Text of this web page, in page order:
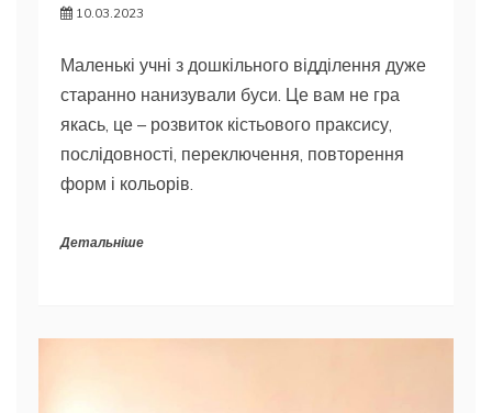
10.03.2023
Маленькі учні з дошкільного відділення дуже
старанно нанизували буси. Це вам не гра
якась, це – розвиток кістьового праксису,
послідовності, переключення, повторення
форм і кольорів.
Детальніше